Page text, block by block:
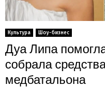
Культура Шоу-бизнес
Дуа Липа
собрала
медбатальона